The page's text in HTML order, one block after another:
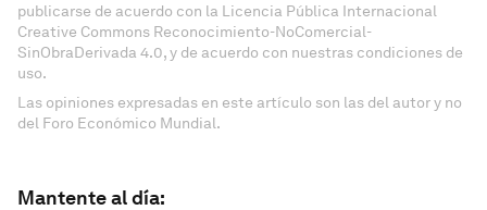
publicarse de acuerdo con la Licencia Pública Internacional
Creative Commons Reconocimiento-NoComercial-
SinObraDerivada 4.0, y de acuerdo con nuestras condiciones de
uso.
Las opiniones expresadas en este artículo son las del autor y no
del Foro Económico Mundial.
Mantente al día: